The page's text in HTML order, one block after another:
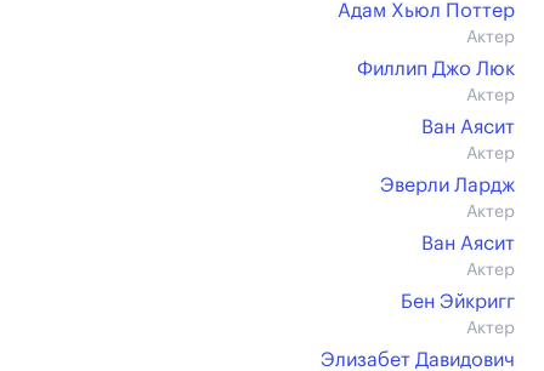
Адам Хьюл Поттер
Актер
Филлип Джо Люк
Актер
Ван Аясит
Актер
Эверли Лардж
Актер
Ван Аясит
Актер
Бен Эйкригг
Актер
Элизабет Давидович